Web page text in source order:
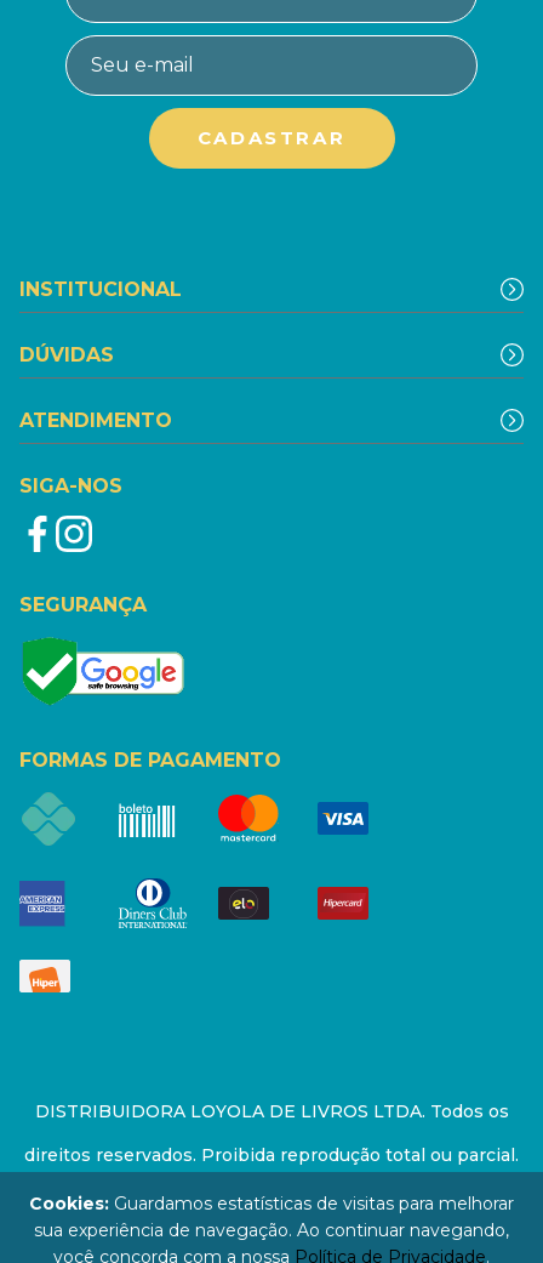
INSTITUCIONAL
DÚVIDAS
ATENDIMENTO
SIGA-NOS
SEGURANÇA
FORMAS DE PAGAMENTO
DISTRIBUIDORA LOYOLA DE LIVROS LTDA. Todos os
direitos reservados. Proibida reprodução total ou parcial.
Preços e estoque sujeito a alterações sem aviso prévio.
67.946.814/0001-94 - LOJA - Rua Senador Feijó - São
Cookies: Guardamos estatísticas de visitas para melhorar
sua experiência de navegação. Ao continuar navegando,
você concorda com a nossa Política de Privacidade.